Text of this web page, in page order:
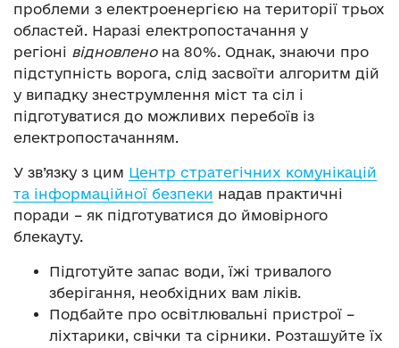
проблеми з електроенергією на території трьох
областей. Наразі електропостачання у
регіоні відновленона 80%. Однак, знаючи про
підступність ворога, слід засвоїти алгоритм дій
у випадку знеструмлення міст та сіл і
підготуватися до можливих перебоїв із
електропостачанням.
У зв’язку з цим Центр стратегічних комунікацій
та інформаційної безпеки надав практичні
поради – як підготуватися до ймовірного
блекауту.
Підготуйте запас води, їжі тривалого
зберігання, необхідних вам ліків.
Подбайте про освітлювальні пристрої –
ліхтарики, свічки та сірники. Розташуйте їх